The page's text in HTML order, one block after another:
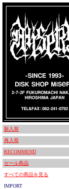
新入荷
再入荷
RECOMMEND
セール商品
すべての商品を見る
IMPORT